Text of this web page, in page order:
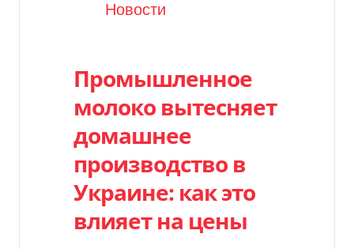
Категория
Новости
Промышленное
молоко вытесняет
домашнее
производство в
Украине: как это
влияет на цены